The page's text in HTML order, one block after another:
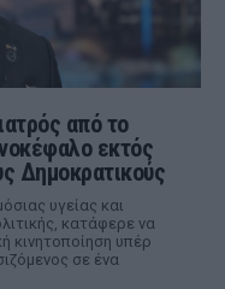
από το
εκτός
Δημοκρατικούς
υγείας και
κατάφερε να
κινητοποίηση υπέρ
σε ένα